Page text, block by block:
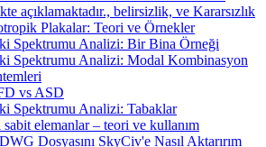
açıklamaktadır., belirsizlik, ve Kararsızlık
Plakalar: Teori ve Örnekler
Spektrumu Analizi: Bir Bina Örneği
Spektrumu Analizi: Modal Kombinasyon
vs ASD
Spektrumu Analizi: Tabaklar
sabit elemanlar – teori ve kullanım
Dosyasını SkyCiv'e Nasıl Aktarırım